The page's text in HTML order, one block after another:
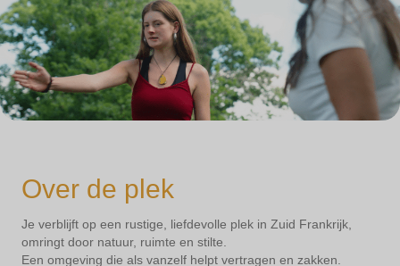
Over de plek
Je verblijft op een rustige, liefdevolle plek in Zuid Frankrijk,
omringt door natuur, ruimte en stilte.
Een omgeving die als vanzelf helpt vertragen en zakken.